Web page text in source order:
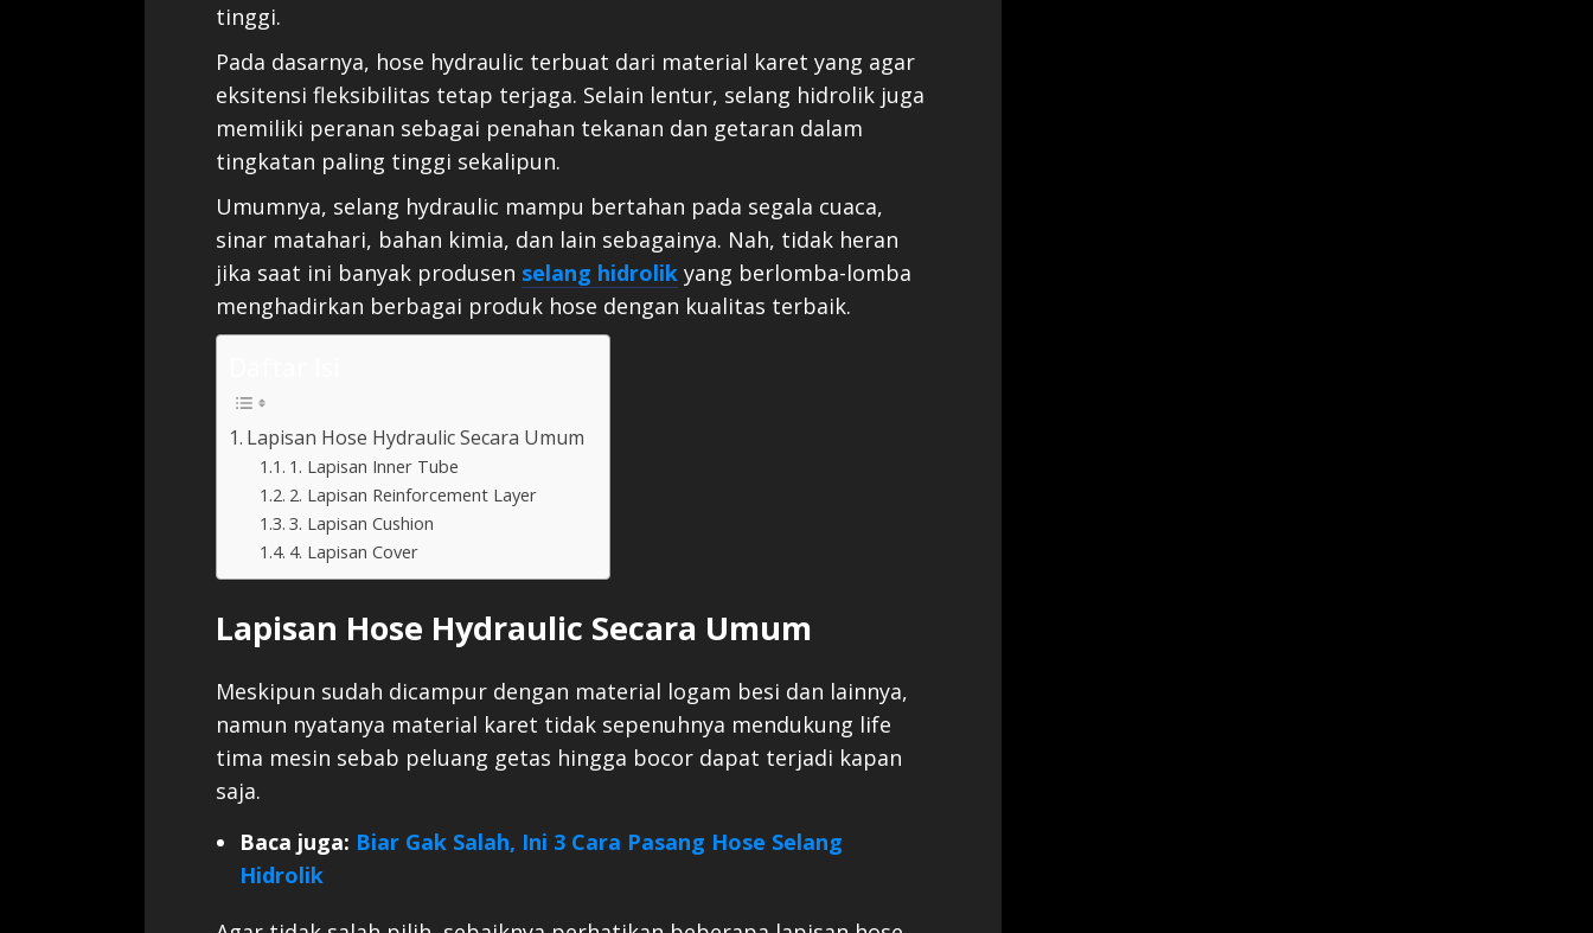
tinggi.
Pada dasarnya, hose hydraulic terbuat dari material karet yang agar
eksitensi fleksibilitas tetap terjaga. Selain lentur, selang hidrolik juga
memiliki peranan sebagai penahan tekanan dan getaran dalam
tingkatan paling tinggi sekalipun.
Umumnya, selang hydraulic mampu bertahan pada segala cuaca,
sinar matahari, bahan kimia, dan lain sebagainya. Nah, tidak heran
jika saat ini banyak produsen selang hidrolik yang berlomba-lomba
menghadirkan berbagai produk hose dengan kualitas terbaik.
Lapisan Hose Hydraulic Secara Umum
1. Lapisan Inner Tube
2. Lapisan Reinforcement Layer
3. Lapisan Cushion
4. Lapisan Cover
Lapisan Hose Hydraulic Secara Umum
Meskipun sudah dicampur dengan material logam besi dan lainnya,
namun nyatanya material karet tidak sepenuhnya mendukung life
tima mesin sebab peluang getas hingga bocor dapat terjadi kapan
saja.
Baca juga: Biar Gak Salah, Ini 3 Cara Pasang Hose Selang
Hidrolik